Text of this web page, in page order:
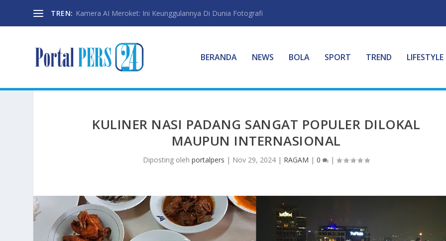
TREN: Kamera AI Meroket: Ini Keunggulannya Di Dunia Fotografi
BERANDA NEWS BOLA SPORT TREND LIFESTYLE
KULINER NASI PADANG SANGAT POPULER DILOKAL
MAUPUN INTERNASIONAL
Diposting olehportalpers | Nov 29, 2024 | RAGAM |0 |